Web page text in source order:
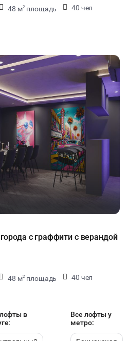
48 м2 площадь
40 чел
с граффити с верандой
48 м2 площадь
40 чел
в
Все лофты у
метро: